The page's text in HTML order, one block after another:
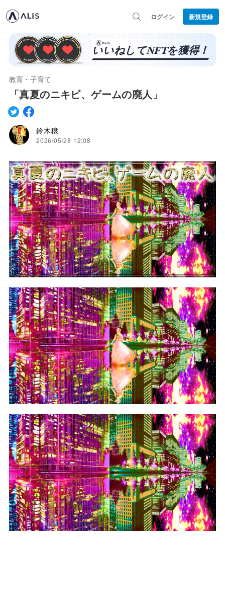
ログイン 新規登録
教育・子育て
「真夏のニキビ、ゲームの廃人」
鈴木穣
2026/05/28 12:08